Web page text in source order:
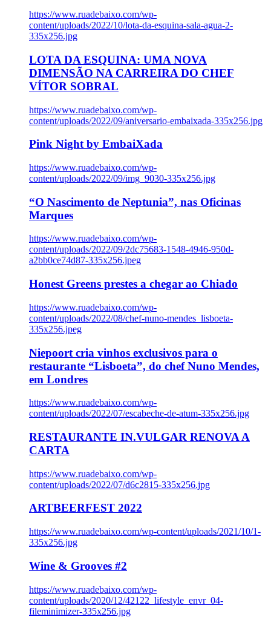
https://www.ruadebaixo.com/wp-
content/uploads/2022/10/lota-da-esquina-sala-agua-2-
335x256.jpg
LOTA DA ESQUINA: UMA NOVA
DIMENSÃO NA CARREIRA DO CHEF
VÍTOR SOBRAL
https://www.ruadebaixo.com/wp-
content/uploads/2022/09/aniversario-embaixada-335x256.jpg
Pink Night by EmbaiXada
https://www.ruadebaixo.com/wp-
content/uploads/2022/09/img_9030-335x256.jpg
“O Nascimento de Neptunia”, nas Oficinas
Marques
https://www.ruadebaixo.com/wp-
content/uploads/2022/09/2dc75683-1548-4946-950d-
a2bb0ce74d87-335x256.jpeg
Honest Greens prestes a chegar ao Chiado
https://www.ruadebaixo.com/wp-
content/uploads/2022/08/chef-nuno-mendes_lisboeta-
335x256.jpeg
Niepoort cria vinhos exclusivos para o
restaurante “Lisboeta”, do chef Nuno Mendes,
em Londres
https://www.ruadebaixo.com/wp-
content/uploads/2022/07/escabeche-de-atum-335x256.jpg
RESTAURANTE IN.VULGAR RENOVA A
CARTA
https://www.ruadebaixo.com/wp-
content/uploads/2022/07/d6c2815-335x256.jpg
ARTBEERFEST 2022
https://www.ruadebaixo.com/wp-content/uploads/2021/10/1-
335x256.jpg
Wine & Grooves #2
https://www.ruadebaixo.com/wp-
content/uploads/2020/12/42122_lifestyle_envr_04-
fileminimizer-335x256.jpg